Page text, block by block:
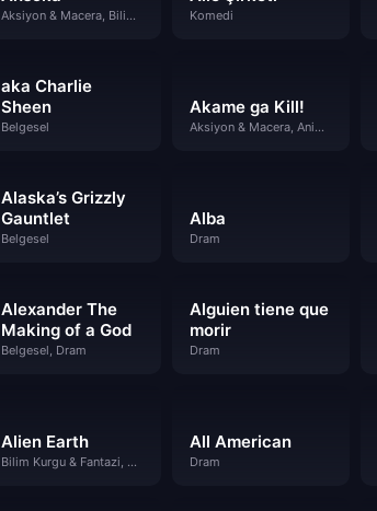
Aksiyon & Macera, Bilim Kurgu & Fantazi, Dram Komedi
aka Charlie
Sheen
Belgesel
Akame ga Kill!
Aksiyon & Macera, Animasyon, Dram
Alaska’s Grizzly
Gauntlet
Belgesel
Alba
Dram
Alexander The
Making of a God
Belgesel, Dram
Alguien tiene que
morir
Dram
Alien Earth
Bilim Kurgu & Fantazi, Dram
All American
Dram